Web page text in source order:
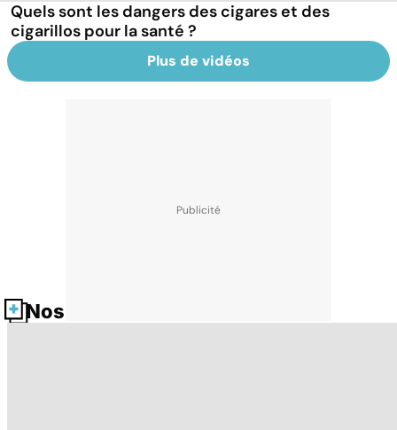
Quels sont les dangers des cigares et des
cigarillos pour la santé ?
Plus de vidéos
Nos fiches santé